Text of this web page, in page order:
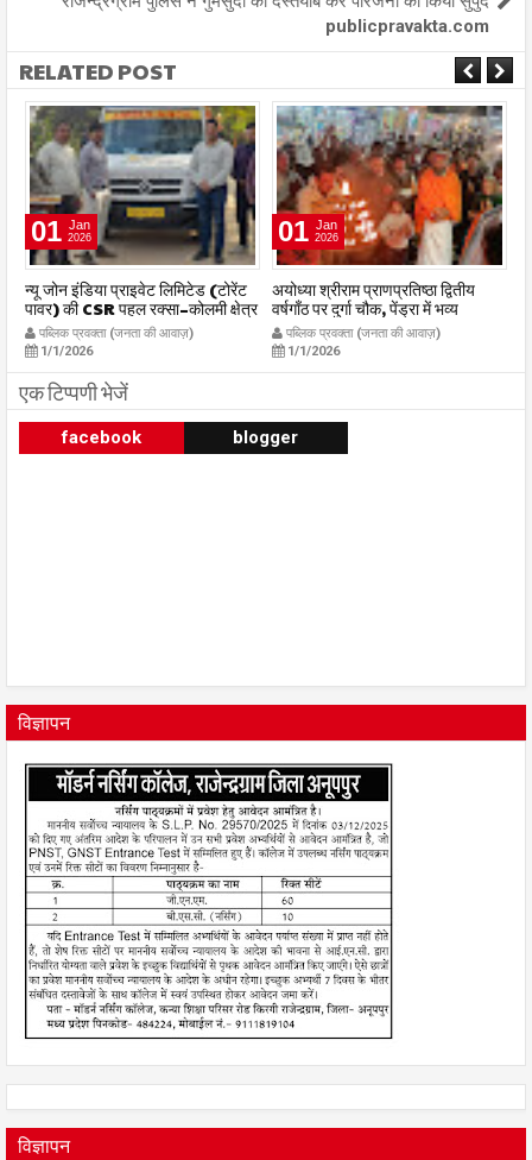
publicpravakta.com
RELATED POST
01 Jan
2026
न्यू जोन इंडिया प्राइवेट लिमिटेड (टोरेंट
पावर) की CSR पहल रक्सा–कोलमी क्षेत्र
में चलित अस्पताल एम्बुलेंस सेवा का
शुभारंभ publicpravakta.com
पब्लिक प्रवक्ता (जनता की आवाज़)
1/1/2026
01 Jan
2026
अयोध्या श्रीराम प्राणप्रतिष्ठा द्वितीय
वर्षगाँठ पर दुर्गा चौक, पेंड्रा में भव्य
महाआरती सम्पन्न
publicpravakta.com
पब्लिक प्रवक्ता (जनता की आवाज़)
1/1/2026
एक टिप्पणी भेजें
facebook blogger
विज्ञापन
विज्ञापन